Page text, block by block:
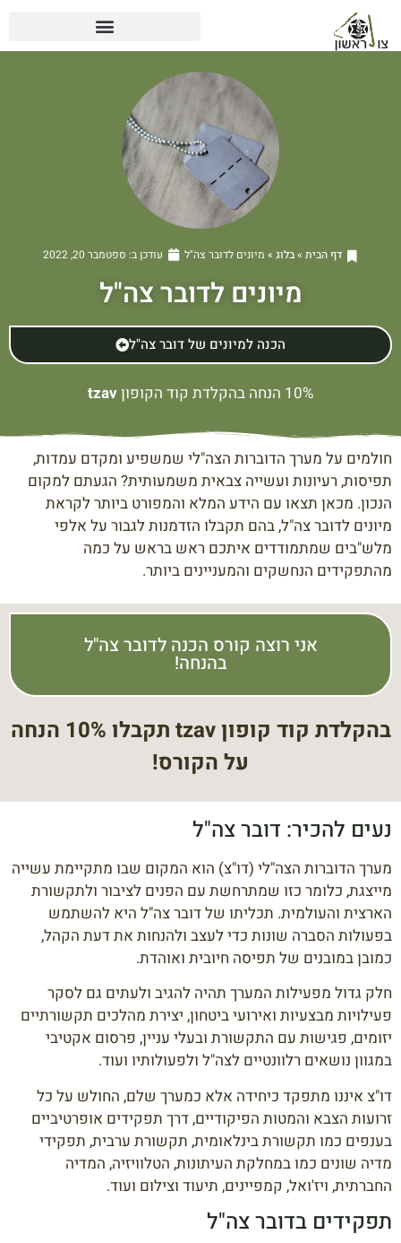
דף הבית »בלוג » מיונים לדובר צה"ל עודכן ב: ספטמבר 20, 2022
מיונים לדובר צה"ל
הכנה למיונים של דובר צה"ל
10% הנחה בהקלדת קוד הקופון tzav
חולמים על מערך הדוברות הצה"לי שמשפיע ומקדם עמדות,
תפיסות, רעיונות ועשייה צבאית משמעותית? הגעתם למקום
הנכון. מכאן תצאו עם הידע המלא והמפורט ביותר לקראת
מיונים לדובר צה"ל, בהם תקבלו הזדמנות לגבור על אלפי
מלש"בים שמתמודדים איתכם ראש בראש על כמה
מהתפקידים הנחשקים והמעניינים ביותר.
אני רוצה קורס הכנה לדובר צה"ל
בהנחה!
בהקלדת קוד קופון tzav תקבלו 10% הנחה
על הקורס!
נעים להכיר: דובר צה"ל
מערך הדוברות הצה"לי (דו"צ) הוא המקום שבו מתקיימת עשייה
מייצגת, כלומר כזו שמתרחשת עם הפנים לציבור ולתקשורת
הארצית והעולמית. תכליתו של דובר צה"ל היא להשתמש
בפעולות הסברה שונות כדי לעצב ולהנחות את דעת הקהל,
כמובן במובנים של תפיסה חיובית ואוהדת.
חלק גדול מפעילות המערך תהיה להגיב ולעתים גם לסקר
פעילויות מבצעיות ואירועי ביטחון, יצירת מהלכים תקשורתיים
יזומים, פגישות עם התקשורת ובעלי עניין, פרסום אקטיבי
במגוון נושאים רלוונטיים לצה"ל ולפעולותיו ועוד.
דו"צ איננו מתפקד כיחידה אלא כמערך שלם, החולש על כל
זרועות הצבא והמטות הפיקודיים, דרך תפקידים אופרטיביים
בענפים כמו תקשורת בינלאומית, תקשורת ערבית, תפקידי
מדיה שונים כמו במחלקת העיתונות, הטלוויזיה, המדיה
החברתית, ויז'ואל, קמפיינים, תיעוד וצילום ועוד.
תפקידים בדובר צה"ל